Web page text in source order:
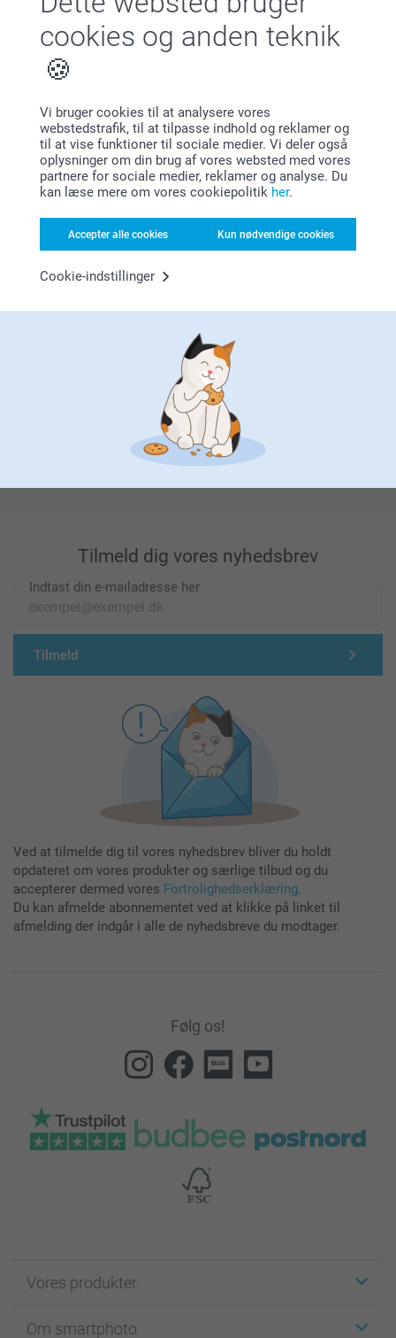
cookies og anden teknik
Vi bruger cookies til at analysere vores
webstedstrafik, til at tilpasse indhold og reklamer og
til at vise funktioner til sociale medier. Vi deler også
oplysninger om din brug af vores websted med vores
partnere for sociale medier, reklamer og analyse. Du
kan læse mere om vores cookiepolitik her.
Accepter alle cookies Kun nødvendige cookies
Cookie-indstillinger
Bonus på alle dine køb
Førsteklasses kundeservice!
Tilmeld dig vores nyhedsbrev
Indtast din e-mailadresse her
Tilmeld
Ved at tilmelde dig til vores nyhedsbrev bliver du holdt
opdateret om vores produkter og særlige tilbud og du
accepterer dermed vores Fortrolighedserklæring.
Du kan afmelde abonnementet ved at klikke på linket til
afmelding der indgår i alle de nyhedsbreve du modtager.
Følg os!
Vores produkter
Om smartphoto